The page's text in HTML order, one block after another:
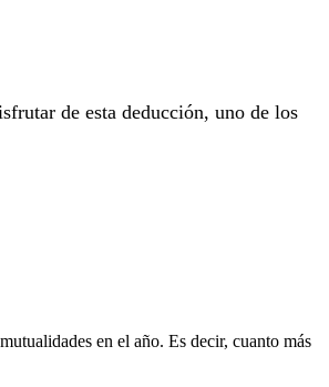
de esta deducción, uno de los
en el año. Es decir, cuanto más